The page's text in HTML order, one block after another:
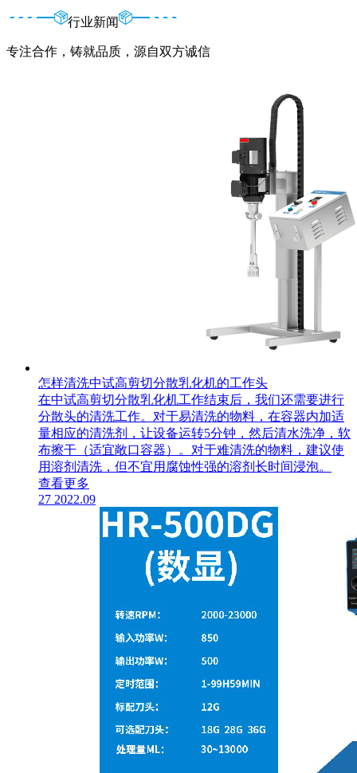
行业新闻
专注合作，铸就品质，源自双方诚信
怎样清洗中试高剪切分散乳化机的工作头
在中试高剪切分散乳化机工作结束后，我们还需要进行
分散头的清洗工作。对于易清洗的物料，在容器内加适
量相应的清洗剂，让设备运转5分钟，然后清水洗净，软
布擦干（适宜敞口容器）。对于难清洗的物料，建议使
用溶剂清洗，但不宜用腐蚀性强的溶剂长时间浸泡。
查看更多
27 2022.09